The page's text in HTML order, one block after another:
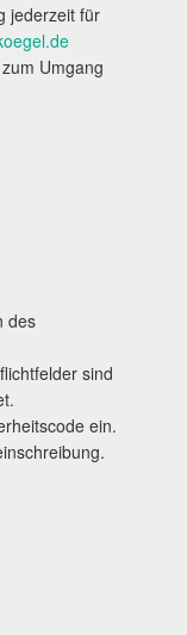
jederzeit für
Umgang
des
sind
ein.